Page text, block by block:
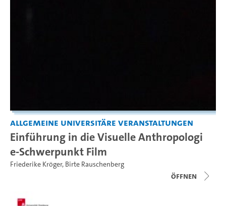
Allgemeine universitäre Veranstaltungen
Einführung in die Visuelle Anthropologi
e-Schwerpunkt Film
Friederike Kröger, Birte Rauschenberg
Öffnen